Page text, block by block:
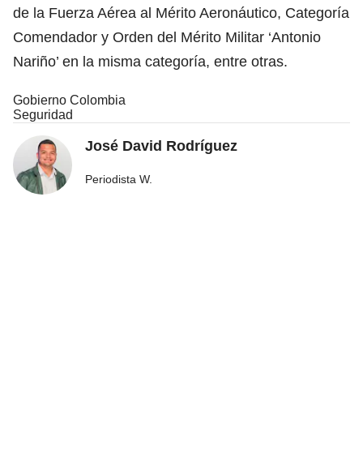
de la Fuerza Aérea al Mérito Aeronáutico, Categoría
Comendador y Orden del Mérito Militar ‘Antonio
Nariño’ en la misma categoría, entre otras.
Gobierno Colombia
Seguridad
José David Rodríguez
Periodista W.